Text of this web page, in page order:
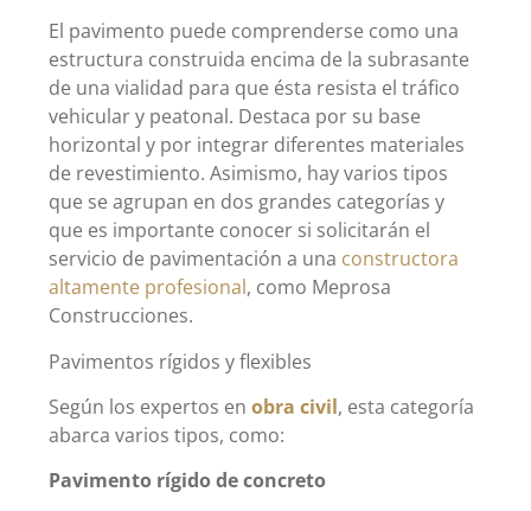
El pavimento puede comprenderse como una
estructura construida encima de la subrasante
de una vialidad para que ésta resista el tráfico
vehicular y peatonal. Destaca por su base
horizontal y por integrar diferentes materiales
de revestimiento. Asimismo, hay varios tipos
que se agrupan en dos grandes categorías y
que es importante conocer si solicitarán el
servicio de pavimentación a una constructora
altamente profesional, como Meprosa
Construcciones.
Pavimentos rígidos y flexibles
Según los expertos en obra civil, esta categoría
abarca varios tipos, como:
Pavimento rígido de concreto